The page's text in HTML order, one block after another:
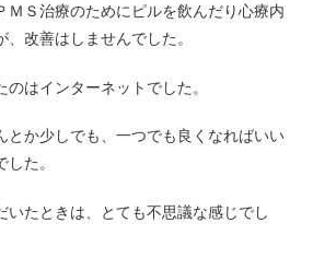
ＭＳ治療のためにピルを飲んだり心療内
改善はしませんでした。
はインターネットでした。
とか少しでも、一つでも良くなればいい
た。
いたときは、とても不思議な感じでし